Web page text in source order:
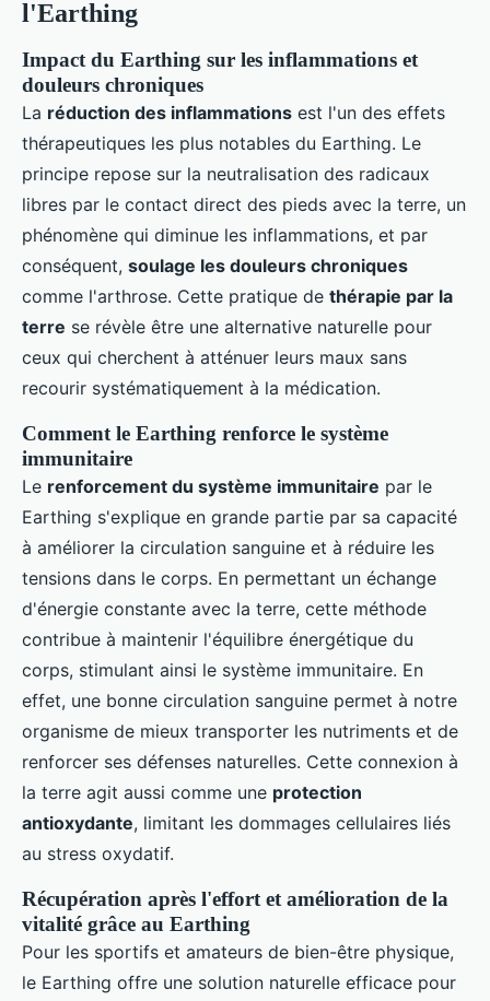
l'Earthing
Impact du Earthing sur les inflammations et
douleurs chroniques
La réduction des inflammations est l'un des effets
thérapeutiques les plus notables du Earthing. Le
principe repose sur la neutralisation des radicaux
libres par le contact direct des pieds avec la terre, un
phénomène qui diminue les inflammations, et par
conséquent, soulage les douleurs chroniques
comme l'arthrose. Cette pratique de thérapie par la
terre se révèle être une alternative naturelle pour
ceux qui cherchent à atténuer leurs maux sans
recourir systématiquement à la médication.
Comment le Earthing renforce le système
immunitaire
Le renforcement du système immunitaire par le
Earthing s'explique en grande partie par sa capacité
à améliorer la circulation sanguine et à réduire les
tensions dans le corps. En permettant un échange
d'énergie constante avec la terre, cette méthode
contribue à maintenir l'équilibre énergétique du
corps, stimulant ainsi le système immunitaire. En
effet, une bonne circulation sanguine permet à notre
organisme de mieux transporter les nutriments et de
renforcer ses défenses naturelles. Cette connexion à
la terre agit aussi comme une protection
antioxydante, limitant les dommages cellulaires liés
au stress oxydatif.
Récupération après l'effort et amélioration de la
vitalité grâce au Earthing
Pour les sportifs et amateurs de bien-être physique,
le Earthing offre une solution naturelle efficace pour